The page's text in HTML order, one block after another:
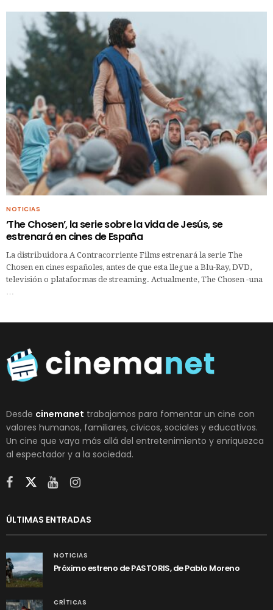
NOTICIAS
‘The Chosen’, la serie sobre la vida de Jesús, se
estrenará en cines de España
La distribuidora A Contracorriente Films estrenará la serie The
Chosen en cines españoles, antes de que esta llegue a Blu-Ray, DVD,
televisión o plataformas de streaming. Actualmente, The Chosen -una
…
Desde cinemanet trabajamos para fomentar un cine con
valores humanos, familiares, cívicos, sociales y educativos.
Un cine que vaya más allá del entretenimiento y enriquezca
al espectador y a la sociedad.
ÚLTIMAS ENTRADAS
NOTICIAS
Próximo estreno de PASTORIS, de Pablo Moreno
CRÍTICAS